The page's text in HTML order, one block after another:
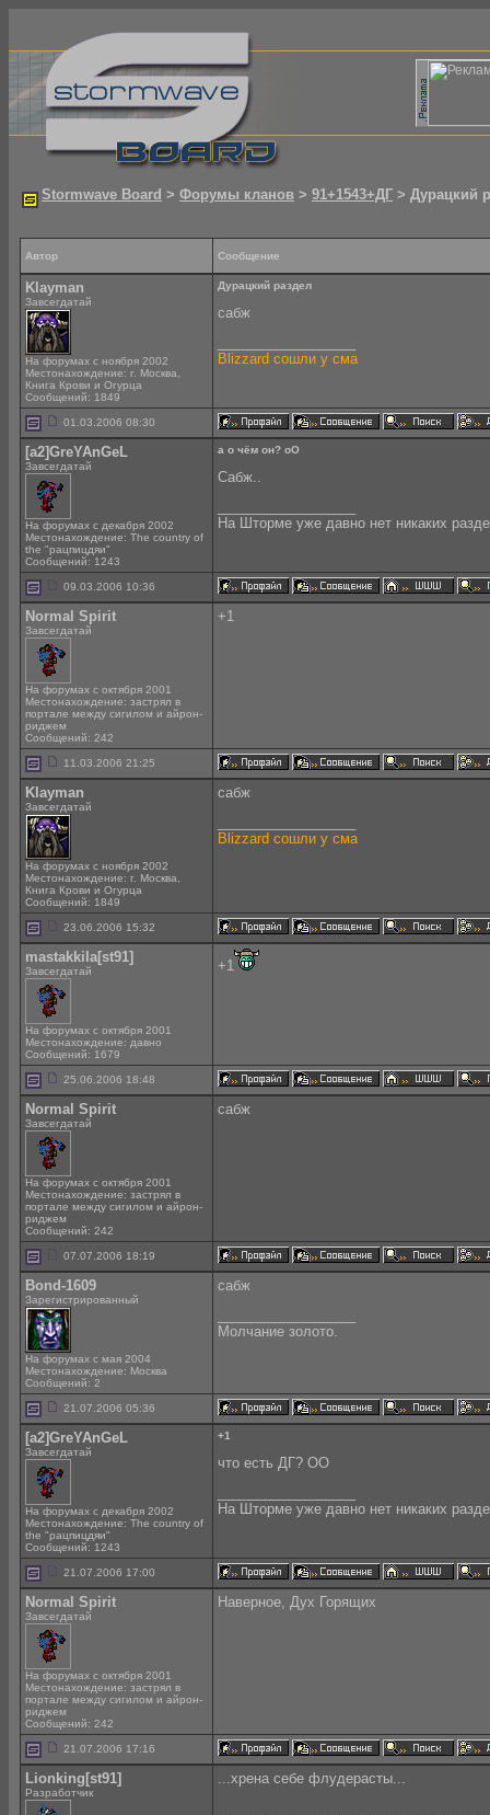
Stormwave Board > Форумы кланов > 91+1543+ДГ > Дурацкий
Автор Сообщение
Klayman
Завсегдатай
На форумах с ноября 2002
Местонахождение: г. Москва,
Книга Крови и Огурца
Сообщений: 1849
Дурацкий раздел
сабж
Blizzard сошли у сма
01.03.2006 08:30
[a2]GreYAnGeL
Завсегдатай
На форумах с декабря 2002
Местонахождение: The country of
the "рацпицдяи"
Сообщений: 1243
а о чём он? оО
Сабж..
На Шторме уже давно нет никаких
09.03.2006 10:36
Normal Spirit
Завсегдатай
На форумах с октября 2001
Местонахождение: застрял в
портале между сигилом и айрон-
риджем
Сообщений: 242
+1
11.03.2006 21:25
Klayman
Завсегдатай
На форумах с ноября 2002
Местонахождение: г. Москва,
Книга Крови и Огурца
Сообщений: 1849
сабж
Blizzard сошли у сма
23.06.2006 15:32
mastakkila[st91]
Завсегдатай
На форумах с октября 2001
Местонахождение: давно
Сообщений: 1679
+1
25.06.2006 18:48
Normal Spirit
Завсегдатай
На форумах с октября 2001
Местонахождение: застрял в
портале между сигилом и айрон-
риджем
Сообщений: 242
сабж
07.07.2006 18:19
Bond-1609
Зарегистрированный
На форумах с мая 2004
Местонахождение: Москва
Сообщений: 2
сабж
Молчание золото.
21.07.2006 05:36
[a2]GreYAnGeL
Завсегдатай
На форумах с декабря 2002
Местонахождение: The country of
the "рацпицдяи"
Сообщений: 1243
+1
что есть ДГ? ОО
На Шторме уже давно нет никаких
21.07.2006 17:00
Normal Spirit
Завсегдатай
На форумах с октября 2001
Местонахождение: застрял в
портале между сигилом и айрон-
риджем
Сообщений: 242
Наверное, Дух Горящих
21.07.2006 17:16
Lionking[st91]
Разработчик
...хрена себе флудерасты...